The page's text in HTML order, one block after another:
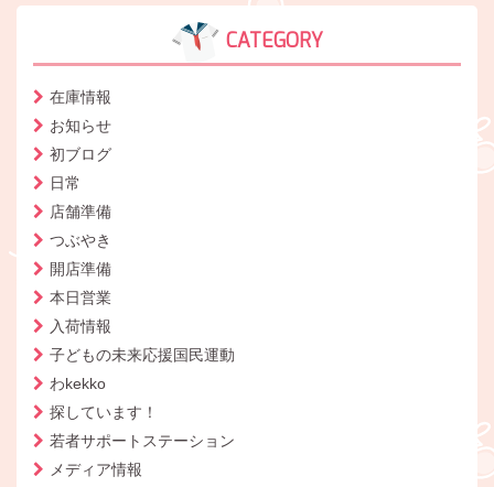
CATEGORY
在庫情報
お知らせ
初ブログ
日常
店舗準備
つぶやき
開店準備
本日営業
入荷情報
子どもの未来応援国民運動
わkekko
探しています！
若者サポートステーション
メディア情報